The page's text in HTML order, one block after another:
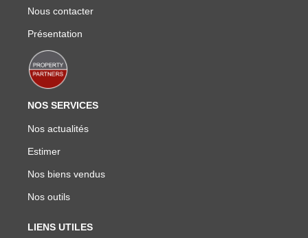
Nous contacter
Présentation
NOS SERVICES
Nos actualités
Estimer
Nos biens vendus
Nos outils
LIENS UTILES